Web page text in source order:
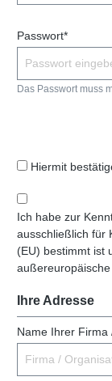
Passwort*
Das Passwort muss
Hiermit
Ich habe zur
ausschließlich für
(EU) bestimmt ist
außereuropäische
Ihre Adresse
Name Ihrer Firma